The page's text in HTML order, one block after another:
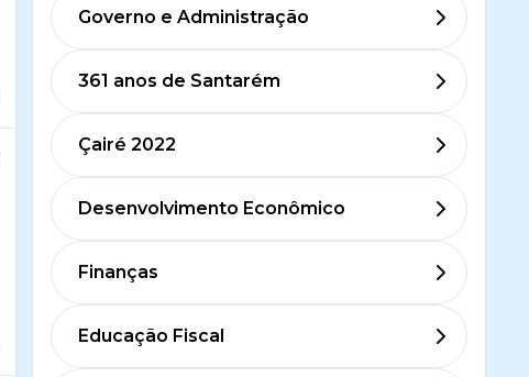
Governo e Administração
361 anos de Santarém
Çairé 2022
Desenvolvimento Econômico
Finanças
Educação Fiscal